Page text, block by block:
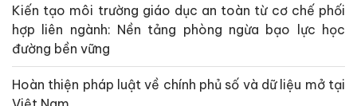
Kiến tạo môi trường giáo dục an toàn từ cơ chế phối
hợp liên ngành: Nền tảng phòng ngừa bạo lực học
đường bền vững
Hoàn thiện pháp luật về chính phủ số và dữ liệu mở tại